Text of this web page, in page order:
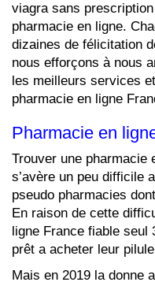
viagra sans
pharmacie en ligne.
dizaines de félicitation
nous efforçons à nous
les meilleurs services
pharmacie en ligne
Pharmacie en
Trouver une pharmacie
s’avère un peu difficile
pseudo pharmacies
En raison de cette
ligne France fiable seul
prêt a acheter leur
Mais en 2019 la donne